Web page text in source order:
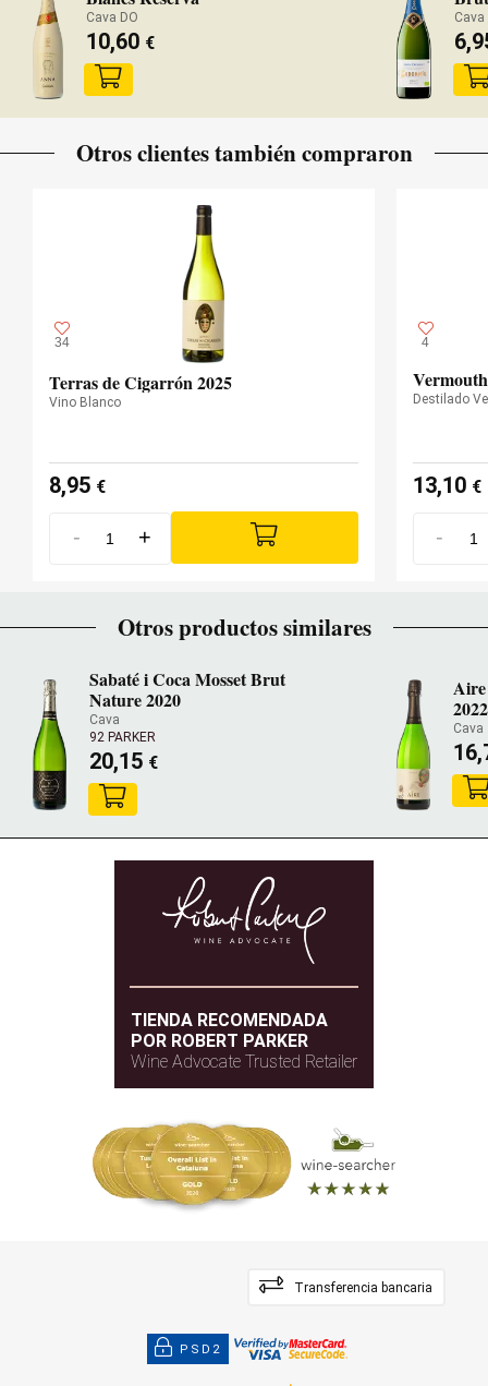
Cava DO
10,60 €
Otros clientes también compraron
34
Terras de Cigarrón 2025
Vino Blanco
8,95 €
- +
4
Destilado
13,10 €
-
Otros productos similares
Sabaté i Coca Mosset Brut
Nature 2020
Cava
92 PARKER
20,15 €
2022
Cava
TIENDA RECOMENDADA
POR ROBERT PARKER
Wine Advocate Trusted Retailer
Transferencia bancaria
PSD2